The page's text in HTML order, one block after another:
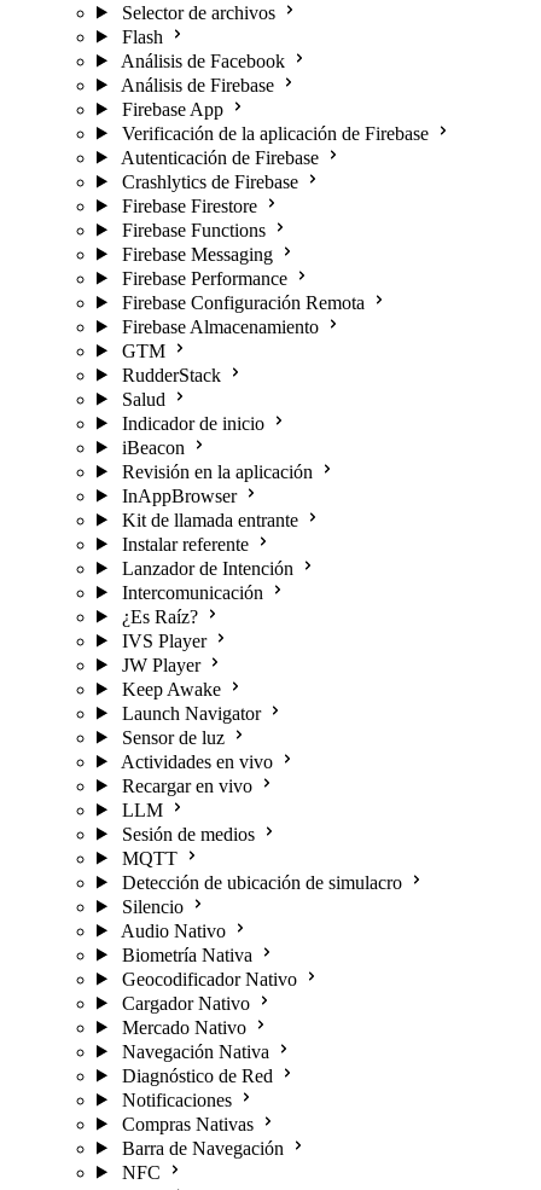
Selector de archivos
Flash
Análisis de Facebook
Análisis de Firebase
Firebase App
Verificación de la aplicación de Firebase
Autenticación de Firebase
Crashlytics de Firebase
Firebase Firestore
Firebase Functions
Firebase Messaging
Firebase Performance
Firebase Configuración Remota
Firebase Almacenamiento
GTM
RudderStack
Salud
Indicador de inicio
iBeacon
Revisión en la aplicación
InAppBrowser
Kit de llamada entrante
Instalar referente
Lanzador de Intención
Intercomunicación
¿Es Raíz?
IVS Player
JW Player
Keep Awake
Launch Navigator
Sensor de luz
Actividades en vivo
Recargar en vivo
LLM
Sesión de medios
MQTT
Detección de ubicación de simulacro
Silencio
Audio Nativo
Biometría Nativa
Geocodificador Nativo
Cargador Nativo
Mercado Nativo
Navegación Nativa
Diagnóstico de Red
Notificaciones
Compras Nativas
Barra de Navegación
NFC